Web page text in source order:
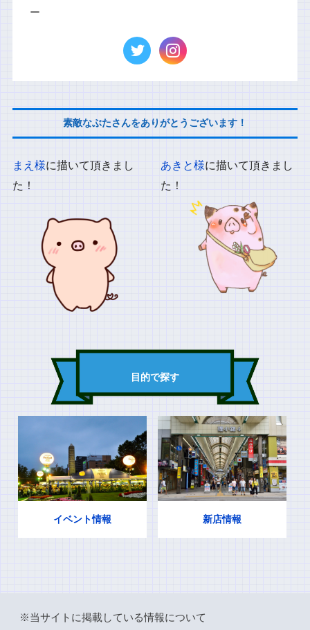
ー
素敵なぶたさんをありがとうございます！
まえ様に描いて頂きまし
た！
あきと様に描いて頂きまし
た！
目的で探す
イベント情報 新店情報
※当サイトに掲載している情報について